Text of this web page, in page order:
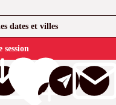
dates et villes
session